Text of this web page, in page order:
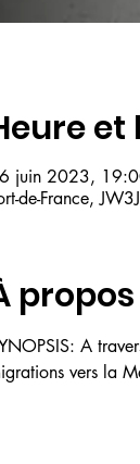
et
juin 2023,
de-France,
A
vers la